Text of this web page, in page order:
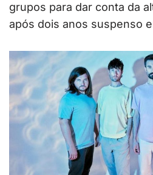
grupos para dar conta da
após dois anos suspenso